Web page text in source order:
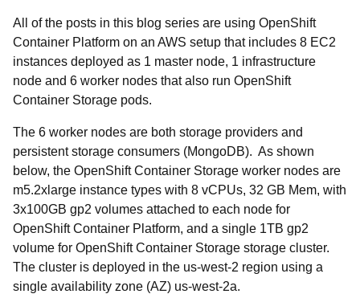
All of the posts in this blog series are using OpenShift
Container Platform on an AWS setup that includes 8 EC2
instances deployed as 1 master node, 1 infrastructure
node and 6 worker nodes that also run OpenShift
Container Storage pods.
The 6 worker nodes are both storage providers and
persistent storage consumers (MongoDB). As shown
below, the OpenShift Container Storage worker nodes are
m5.2xlarge instance types with 8 vCPUs, 32 GB Mem, with
3x100GB gp2 volumes attached to each node for
OpenShift Container Platform, and a single 1TB gp2
volume for OpenShift Container Storage storage cluster.
The cluster is deployed in the us-west-2 region using a
single availability zone (AZ) us-west-2a.